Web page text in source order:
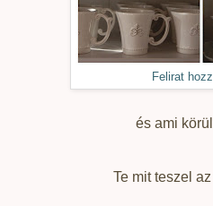
Felirat
és ami
Te mit teszel